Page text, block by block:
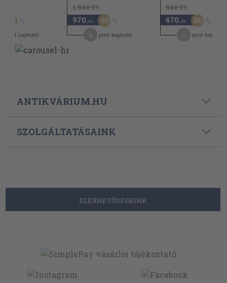
50
pont kapható
1.940 Ft
970 ,-Ft 50
pont kapható
940 Ft
470 ,-Ft 50
pont kapható
ANTIKVÁRIUM.HU
SZOLGÁLTATÁSAINK
ELÉRHETŐSÉGEINK